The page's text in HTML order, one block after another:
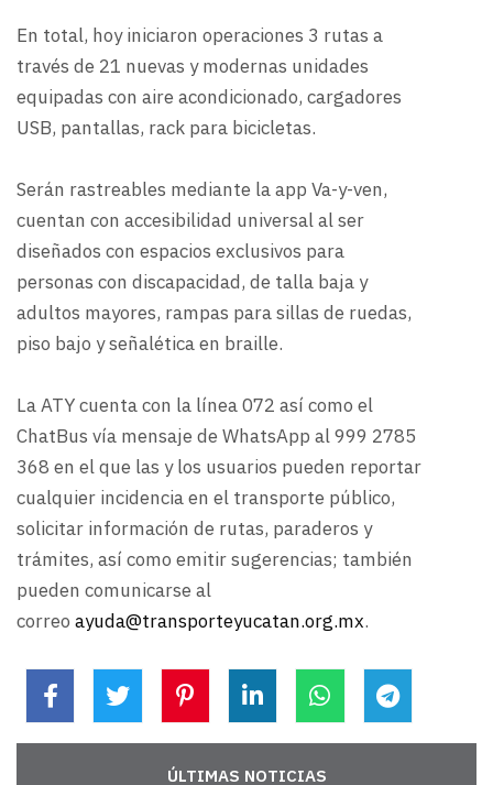
En total, hoy iniciaron operaciones 3 rutas a
través de 21 nuevas y modernas unidades
equipadas con aire acondicionado, cargadores
USB, pantallas, rack para bicicletas.
Serán rastreables mediante la app Va-y-ven,
cuentan con accesibilidad universal al ser
diseñados con espacios exclusivos para
personas con discapacidad, de talla baja y
adultos mayores, rampas para sillas de ruedas,
piso bajo y señalética en braille.
La ATY cuenta con la línea 072 así como el
ChatBus vía mensaje de WhatsApp al 999 2785
368 en el que las y los usuarios pueden reportar
cualquier incidencia en el transporte público,
solicitar información de rutas, paraderos y
trámites, así como emitir sugerencias; también
pueden comunicarse al
correo ayuda@transporteyucatan.org.mx.
ÚLTIMAS NOTICIAS